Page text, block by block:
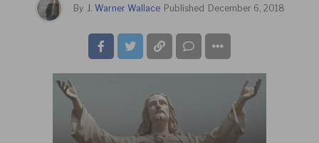
By J. Warner Wallace Published December 6, 2018